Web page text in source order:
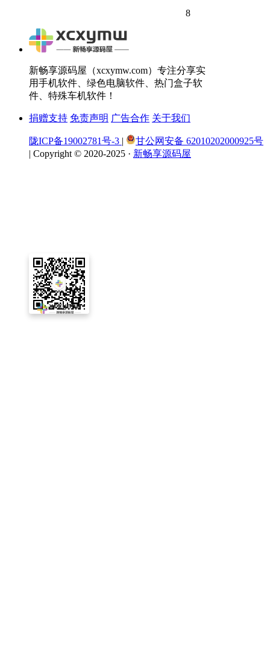
8
新畅享源码屋（xcxymw.com）专注分享实
用手机软件、绿色电脑软件、热门盒子软
件、特殊车机软件！
捐赠支持 免责声明 广告合作 关于我们
陇ICP备19002781号-3 |
甘公网安备 62010202000925号
| Copyright © 2020-2025 · 新畅享源码屋